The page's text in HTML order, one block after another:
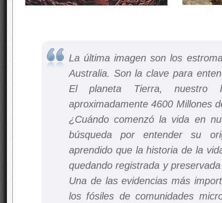
La última imagen son los
Australia. Son la clave para
El planeta Tierra, nuestro
aproximadamente 4600 Millones
¿Cuándo comenzó la vida en
búsqueda por entender su
aprendido que la historia de la
quedando registrada y
Una de las evidencias más
los fósiles de comunidades